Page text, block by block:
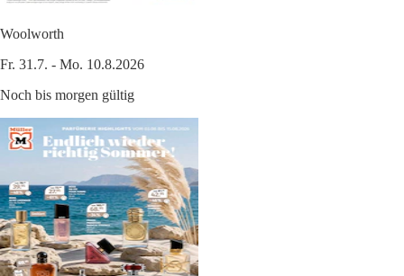
Woolworth
Fr. 31.7. - Mo. 10.8.2026
Noch bis morgen gültig